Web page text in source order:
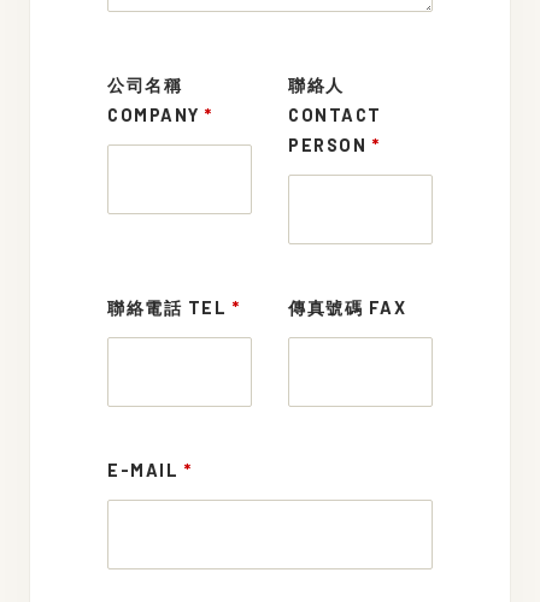
公司名稱
COMPANY *
聯絡人
CONTACT
PERSON *
聯絡電話 TEL * 傳真號碼 FAX
E-MAIL *